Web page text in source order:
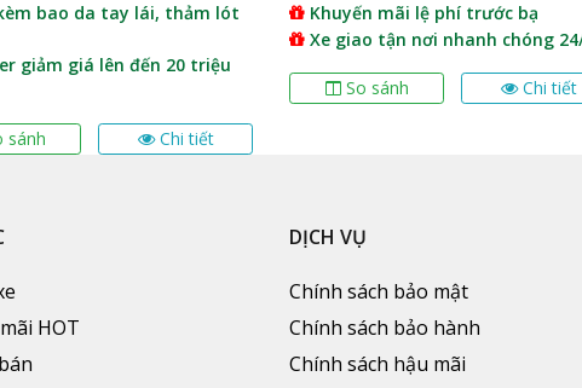
bao da tay lái, thảm lót
giảm giá lên đến 20 triệu
sánh Chi tiết
Khuyến mãi lệ phí trước bạ
Xe giao tận nơi nhanh chóng
So sánh Chi tiết
HOT
DỊCH VỤ
Chính sách bảo mật
Chính sách bảo hành
Chính sách hậu mãi